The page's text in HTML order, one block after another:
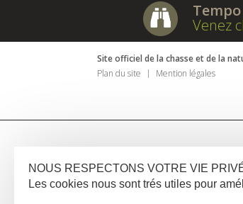
Venez
Site officiel de la chasse et de la
Plan du site
Mention légales
NOUS RESPECTONS VOTRE VIE
Les cookies nous sont trés utiles pour